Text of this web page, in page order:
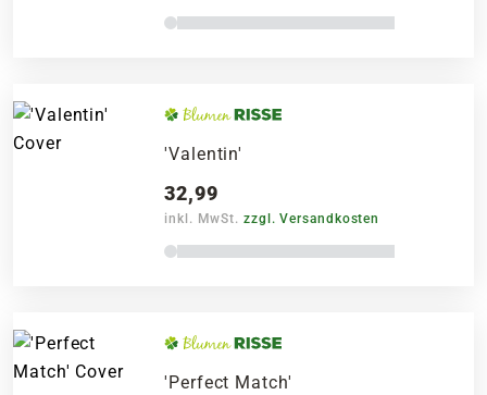
'Valentin'
32,99
inkl. MwSt. zzgl. Versandkosten
'Perfect Match'